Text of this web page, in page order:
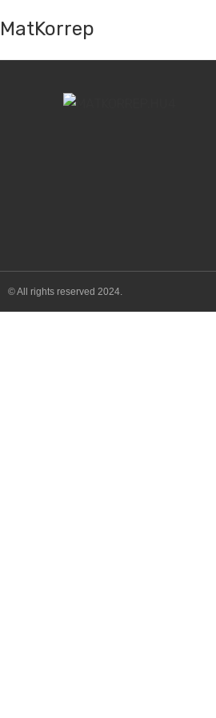
MatKorrep
© All rights reserved 2024.